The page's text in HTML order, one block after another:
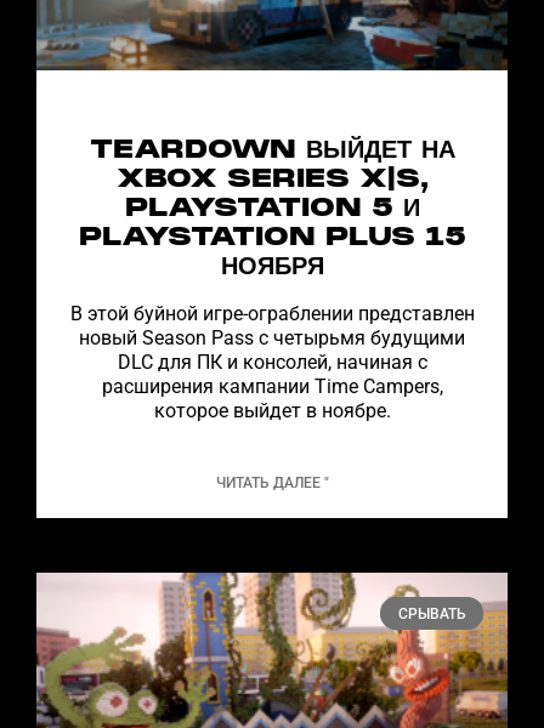
TEARDOWN ВЫЙДЕТ НА
XBOX SERIES X|S,
PLAYSTATION 5 И
PLAYSTATION PLUS 15
НОЯБРЯ
В этой буйной игре-ограблении представлен
новый Season Pass с четырьмя будущими
DLC для ПК и консолей, начиная с
расширения кампании Time Campers,
которое выйдет в ноябре.
ЧИТАТЬ ДАЛЕЕ "
СРЫВАТЬ